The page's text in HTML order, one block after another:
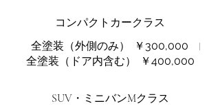
コンパクトカークラス
全塗装（外側のみ）
￥300,000
全塗装（ドア内含む）
￥400,000
SUV・ミニバンMクラス